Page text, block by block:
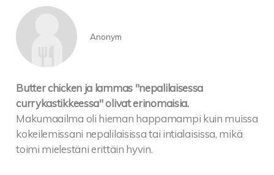
Anonym
Butter chicken ja lammas "nepalilaisessa
currykastikkeessa" olivat erinomaisia.
Makumaailma oli hieman happamampi kuin muissa
kokeilemissani nepalilaisissa tai intialaisissa, mikä
toimi mielestäni erittäin hyvin.